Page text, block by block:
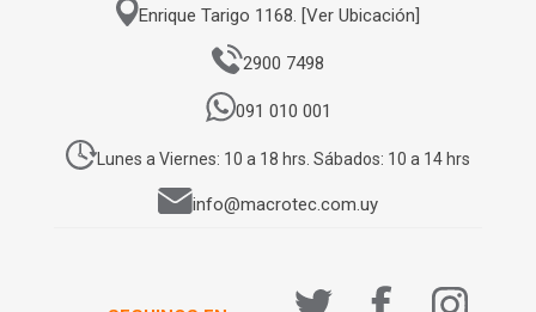
Enrique Tarigo 1168. [Ver Ubicación]
2900 7498
091 010 001
Lunes a Viernes: 10 a 18 hrs. Sábados: 10 a 14 hrs
info@macrotec.com.uy